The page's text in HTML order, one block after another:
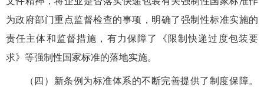
为政府部门重点监督检查的事项，明确了强制性标准实施的
责任主体和监督措施，有力保障了《限制快递过度包装要
求》等强制性国家标准的落地实施。
（四）新条例为标准体系的不断完善提供了制度保障。